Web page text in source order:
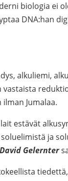
biologia ei
DNA:han
alkuliemi,
Jumalaa.
estävät
ja
David Gelernter